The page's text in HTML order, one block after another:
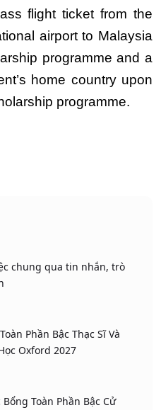
flight ticket from the
airport to Malaysia
programme and a
home country upon
programme.
chung qua tin nhắn, trò
Phần Bậc Thạc Sĩ Và
Oxford 2027
Toàn Phần Bậc Cử